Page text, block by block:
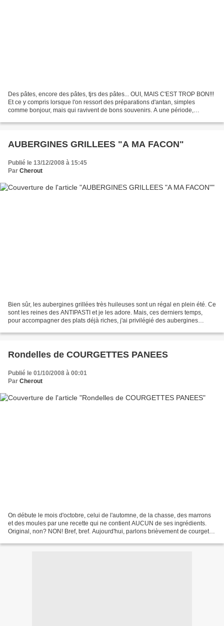
Des pâtes, encore des pâtes, tjrs des pâtes... OUI, MAIS C'EST TROP BON!!!
Et ce y compris lorsque l'on ressort des préparations d'antan, simples
comme bonjour, mais qui ravivent de bons souvenirs. A une période,
AUBERGINES GRILLEES "A MA FACON"
Publié le 13/12/2008 à 15:45
Par Cherout
Bien sûr, les aubergines grillées très huileuses sont un régal en plein été. Ce
sont les reines des ANTIPASTI et je les adore. Mais, ces derniers temps,
pour accompagner des plats déjà riches, j'ai privilégié des aubergines
Rondelles de COURGETTES PANEES
Publié le 01/10/2008 à 00:01
Par Cherout
On débute le mois d'octobre, celui de l'automne, de la chasse, des marrons
et des moules par une recette qui ne contient AUCUN de ses ingrédients.
Original, non? NON! Bref, bref. Aujourd'hui, parlons brièvement de courgette.